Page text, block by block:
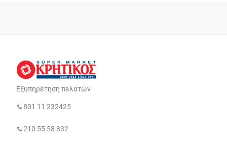
Εξυπηρέτηση πελατών
801 11 232425
210 55 58 832